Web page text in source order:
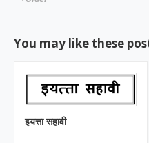
You may like these
इयत्ता सहावी